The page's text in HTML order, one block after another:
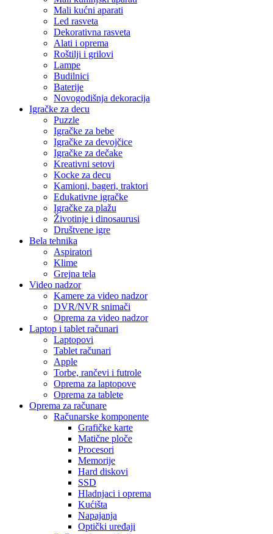
Mali kućni aparati
Led rasveta
Dekorativna rasveta
Alati i oprema
Roštilji i grilovi
Lampe
Budilnici
Baterije
Novogodišnja dekoracija
Igračke za decu
Puzzle
Igračke za bebe
Igračke za devojčice
Igračke za dečake
Kreativni setovi
Kocke za decu
Kamioni, bageri, traktori
Edukativne igračke
Igračke za plažu
Životinje i dinosaurusi
Društvene igre
Bela tehnika
Aspiratori
Klime
Grejna tela
Video nadzor
Kamere za video nadzor
DVR/NVR snimači
Oprema za video nadzor
Laptop i tablet računari
Laptopovi
Tablet računari
Apple
Torbe, rančevi i futrole
Oprema za laptopove
Oprema za tablete
Oprema za računare
Računarske komponente
Grafičke karte
Matične ploče
Procesori
Memorije
Hard diskovi
SSD
Hladnjaci i oprema
Kućišta
Napajanja
Optički uređaji